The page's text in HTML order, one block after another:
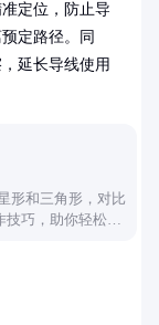
定位，防止导
定路径。同
延长导线使用
形和三角形，对比
技巧，助你轻松搞